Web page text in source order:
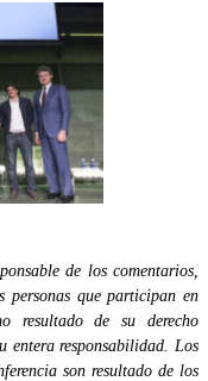
de los comentarios,
personas que participan en
resultado de su derecho
entera responsabilidad. Los
son resultado de los